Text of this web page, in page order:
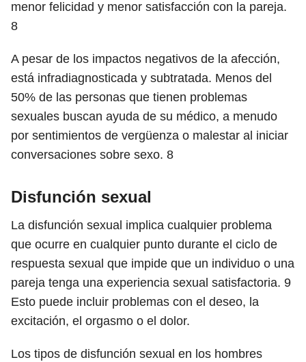
menor felicidad y menor satisfacción con la pareja.
8
A pesar de los impactos negativos de la afección,
está infradiagnosticada y subtratada. Menos del
50% de las personas que tienen problemas
sexuales buscan ayuda de su médico, a menudo
por sentimientos de vergüenza o malestar al iniciar
conversaciones sobre sexo. 8
Disfunción sexual
La disfunción sexual implica cualquier problema
que ocurre en cualquier punto durante el ciclo de
respuesta sexual que impide que un individuo o una
pareja tenga una experiencia sexual satisfactoria. 9
Esto puede incluir problemas con el deseo, la
excitación, el orgasmo o el dolor.
Los tipos de disfunción sexual en los hombres